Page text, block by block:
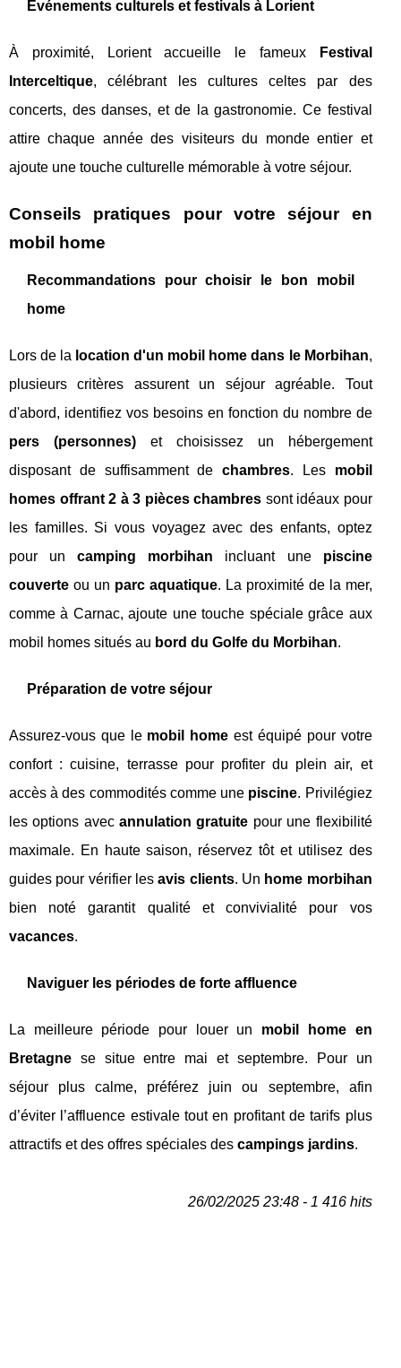
Événements culturels et festivals à Lorient
À proximité, Lorient accueille le fameux
Festival
Interceltique, célébrant les cultures celtes par des
concerts, des danses, et de la gastronomie. Ce festival
attire chaque année des visiteurs du monde entier et
ajoute une touche culturelle mémorable à votre séjour.
Conseils pratiques pour votre séjour en
mobil home
Recommandations pour choisir le bon mobil
home
Lors de la location d'un mobil home dans le Morbihan,
plusieurs critères assurent un séjour agréable. Tout
d'abord, identifiez vos besoins en fonction du nombre de
pers (personnes)et choisissez un hébergement
disposant de suffisamment dechambres. Les mobil
homes offrant 2 à 3 pièces chambres sont idéaux pour
les familles. Si vous voyagez avec des enfants, optez
pour uncamping morbihan incluant une piscine
couverte ou un parc aquatique. La proximité de la mer,
comme à Carnac, ajoute une touche spéciale grâce aux
mobil homes situés au bord du Golfe du Morbihan.
Préparation de votre séjour
Assurez-vous que le mobil home est équipé pour votre
confort : cuisine, terrasse pour profiter du plein air, et
accès à des commodités comme une piscine. Privilégiez
les options avecannulation gratuite pour une flexibilité
maximale. En haute saison, réservez tôt et utilisez des
guides pour vérifier lesavis clients. Un home morbihan
bien noté garantit qualité et convivialité pour vos
vacances.
Naviguer les périodes de forte affluence
La meilleure période pour louer un mobil home en
Bretagne se situe entre mai et septembre. Pour un
séjour plus calme, préférez juin ou septembre, afin
d’éviter l’affluence estivale tout en profitant de tarifs plus
attractifs et des offres spéciales des campings jardins.
26/02/2025 23:48 - 1 416 hits